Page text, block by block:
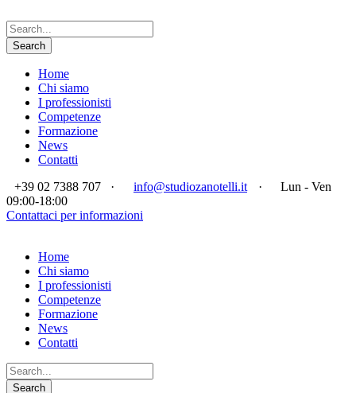
Home
Chi siamo
I professionisti
Competenze
Formazione
News
Contatti
+39 02 7388 707
· info@studiozanotelli.it ·
Lun - Ven
09:00-18:00
Contattaci per informazioni
Home
Chi siamo
I professionisti
Competenze
Formazione
News
Contatti